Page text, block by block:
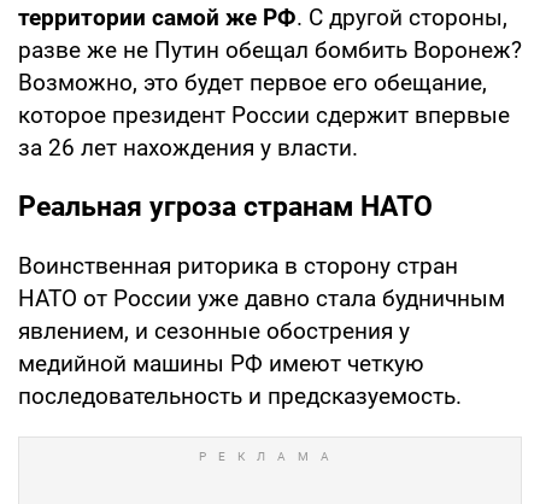
территории самой же РФ. С другой стороны,
разве же не Путин обещал бомбить Воронеж?
Возможно, это будет первое его обещание,
которое президент России сдержит впервые
за 26 лет нахождения у власти.
Реальная угроза странам НАТО
Воинственная риторика в сторону стран
НАТО от России уже давно стала будничным
явлением, и сезонные обострения у
медийной машины РФ имеют четкую
последовательность и предсказуемость.